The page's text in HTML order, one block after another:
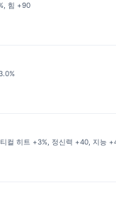
힘 +90
컬 히트 +3%, 정신력 +40, 지능